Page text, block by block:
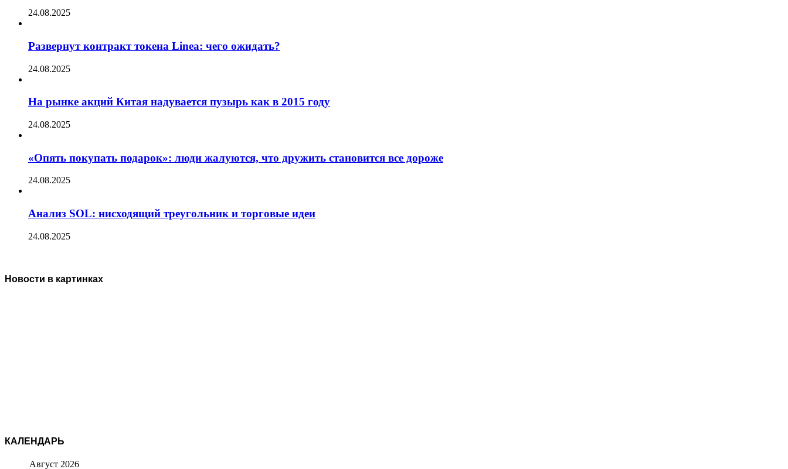
24.08.2025
Развернут контракт токена Linea: чего ожидать?
24.08.2025
На рынке акций Китая надувается пузырь как в 2015 году
24.08.2025
«Опять покупать подарок»: люди жалуются, что дружить становится все дороже
24.08.2025
Анализ SOL: нисходящий треугольник и торговые идеи
24.08.2025
Новости в картинках
КАЛЕНДАРЬ
Август 2026